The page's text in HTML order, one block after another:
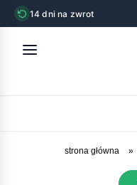
14 dni na zwrot
strona główna »